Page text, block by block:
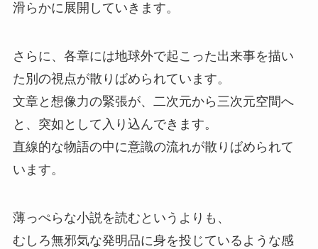
滑らかに展開していきます。
さらに、各章には地球外で起こった出来事を描い
た別の視点が散りばめられています。
文章と想像力の緊張が、二次元から三次元空間へ
と、突如として入り込んできます。
直線的な物語の中に意識の流れが散りばめられて
います。
薄っぺらな小説を読むというよりも、
むしろ無邪気な発明品に身を投じているような感